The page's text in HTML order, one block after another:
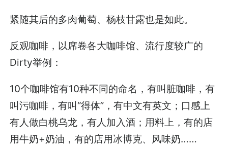
紧随其后的多肉葡萄、杨枝甘露也是如此。
反观咖啡，以席卷各大咖啡馆、流行度较广的
Dirty举例：
10个咖啡馆有10种不同的命名，有叫脏咖啡，有
叫污咖啡，有叫“得体”，有中文有英文；口感上
有人做白桃乌龙，有人加入酒；用料上，有的店
用牛奶+奶油，有的店用冰博克、风味奶……